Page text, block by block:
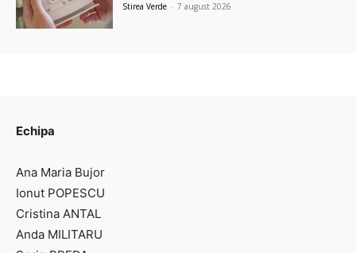
Stirea Verde - 7 august 2026
Echipa
Ana Maria Bujor
Ionut POPESCU
Cristina ANTAL
Anda MILITARU